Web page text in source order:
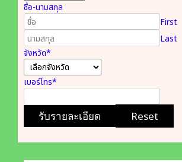
ชื่อ-นามสกุล
First
Last
จังหวัด*
เบอร์โทร*
รับรายละเอียด Reset